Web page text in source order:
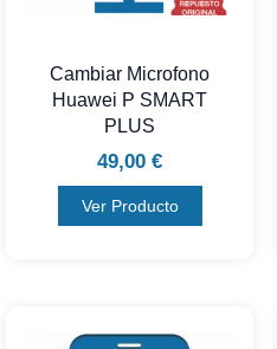
Cambiar Microfono
Huawei P SMART
PLUS
49,00 €
Ver Producto